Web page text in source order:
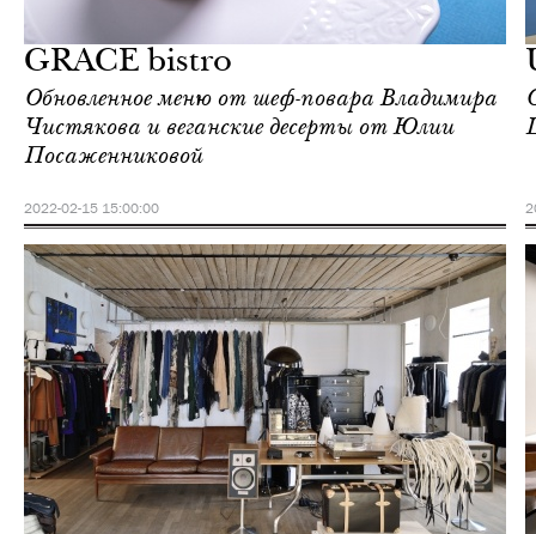
GRACE bistro
Обновленное меню от шеф-повара Владимира
Чистякова и веганские десерты от Юлии
Посаженниковой
2022-02-15 15:00:00
среда